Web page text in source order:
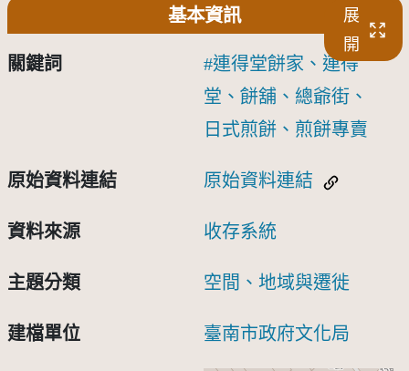
基本資訊
展
開
關鍵詞
連得堂餅家、連得
堂、餅舖、總爺街、
日式煎餅、煎餅專賣
原始資料連結 原始資料連結
資料來源 收存系統
主題分類 空間、地域與遷徙
建檔單位 臺南市政府文化局